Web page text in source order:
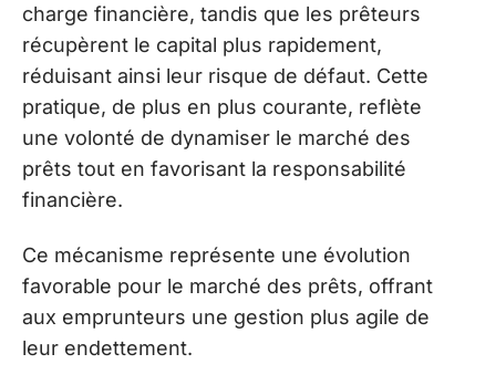
charge financière, tandis que les prêteurs
récupèrent le capital plus rapidement,
réduisant ainsi leur risque de défaut. Cette
pratique, de plus en plus courante, reflète
une volonté de dynamiser le marché des
prêts tout en favorisant la responsabilité
financière.
Ce mécanisme représente une évolution
favorable pour le marché des prêts, offrant
aux emprunteurs une gestion plus agile de
leur endettement.